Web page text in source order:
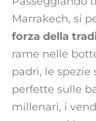
Marrakech, si
forza della
rame nelle
padri, le
perfette sulle
millenari, i